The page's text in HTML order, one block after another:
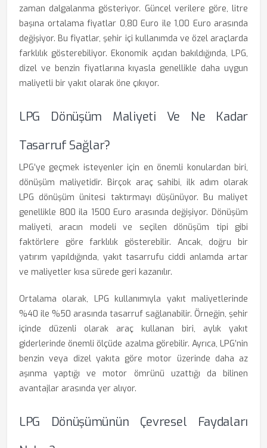
zaman dalgalanma gösteriyor. Güncel verilere göre, litre
başına ortalama fiyatlar 0,80 Euro ile 1,00 Euro arasında
değişiyor. Bu fiyatlar, şehir içi kullanımda ve özel araçlarda
farklılık gösterebiliyor. Ekonomik açıdan bakıldığında, LPG,
dizel ve benzin fiyatlarına kıyasla genellikle daha uygun
maliyetli bir yakıt olarak öne çıkıyor.
LPG Dönüşüm Maliyeti Ve Ne Kadar
Tasarruf Sağlar?
LPG’ye geçmek isteyenler için en önemli konulardan biri,
dönüşüm maliyetidir. Birçok araç sahibi, ilk adım olarak
LPG dönüşüm ünitesi taktırmayı düşünüyor. Bu maliyet
genellikle 800 ila 1500 Euro arasında değişiyor. Dönüşüm
maliyeti, aracın modeli ve seçilen dönüşüm tipi gibi
faktörlere göre farklılık gösterebilir. Ancak, doğru bir
yatırım yapıldığında, yakıt tasarrufu ciddi anlamda artar
ve maliyetler kısa sürede geri kazanılır.
Ortalama olarak, LPG kullanımıyla yakıt maliyetlerinde
%40 ile %50 arasında tasarruf sağlanabilir. Örneğin, şehir
içinde düzenli olarak araç kullanan biri, aylık yakıt
giderlerinde önemli ölçüde azalma görebilir. Ayrıca, LPG’nin
benzin veya dizel yakıta göre motor üzerinde daha az
aşınma yaptığı ve motor ömrünü uzattığı da bilinen
avantajlar arasında yer alıyor.
LPG Dönüşümünün Çevresel Faydaları